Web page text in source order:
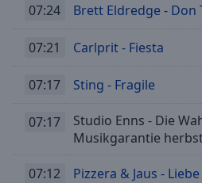
07:24 Brett Eldredge - Don
07:21 Carlprit - Fiesta
07:17 Sting - Fragile
07:17
Studio Enns - Die
Musikgarantie
07:12 Pizzera & Jaus -